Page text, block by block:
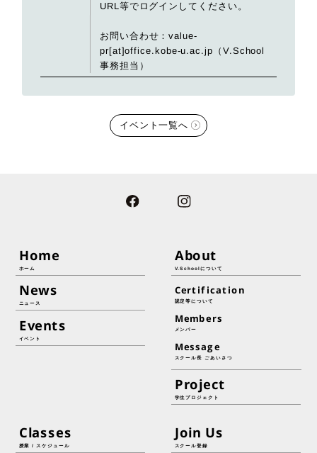
URL等でログインしてください。
お問い合わせ：value-
pr[at]office.kobe-u.ac.jp（V.School
事務担当）
イベント一覧へ
Home
ホーム
News
ニュース
Events
イベント
About
V.Schoolについて
Certification
認定等について
Members
メンバー
Message
スクール長 ごあいさつ
Project
学生プロジェクト
Classes
授業 / スケジュール
Join Us
スクール登録